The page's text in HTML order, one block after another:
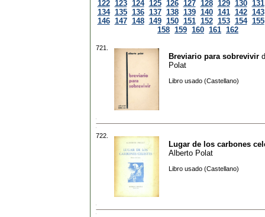
122 123 124 125 126 127 128 129 130 131
134 135 136 137 138 139 140 141 142 143
146 147 148 149 150 151 152 153 154 155
158 159 160 161 162
721.
Breviario para sobrevivir
Polat
Libro usado (Castellano)
722.
Lugar de los carbones
Alberto Polat
Libro usado (Castellano)